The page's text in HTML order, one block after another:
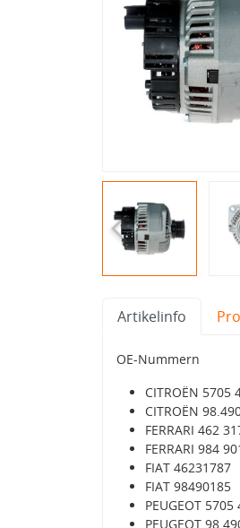
Artikelinfo
OE-Nummern
CITROËN 5705
CITROËN
FERRARI 462
FERRARI 984
FIAT 46231787
FIAT 98490185
PEUGEOT 5705
PEUGEOT